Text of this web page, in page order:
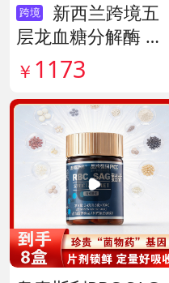
跨境
新西兰跨境五
层龙血糖分解酶 货
号138890
￥ 1173